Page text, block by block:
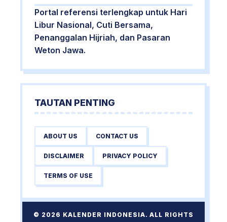
Portal referensi terlengkap untuk Hari
Libur Nasional, Cuti Bersama,
Penanggalan Hijriah, dan Pasaran
Weton Jawa.
TAUTAN PENTING
ABOUT US CONTACT US
DISCLAIMER PRIVACY POLICY
TERMS OF USE
© 2026 KALENDER INDONESIA. ALL RIGHTS